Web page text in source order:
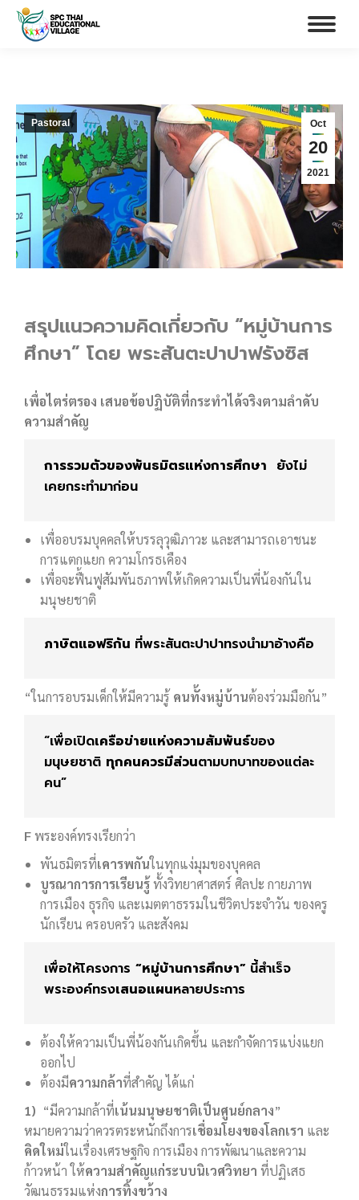
Oct
20
2021
Pastoral
สรุปแนวความคิดเกี่ยวกับ “หมู่บ้านการ
ศึกษา” โดย พระสันตะปาปาฟรังซิส
เพื่อไตร่ตรอง เสนอข้อปฏิบัติที่กระทำได้จริงตามลำดับ
ความสำคัญ
การรวมตัวของพันธมิตรแห่งการศึกษา ยังไม่
เคยกระทำมาก่อน
เพื่ออบรมบุคคลให้บรรลุวุฒิภาวะ และสามารถเอาชนะ
การแตกแยก ความโกรธเคือง
เพื่อจะฟื้นฟูสัมพันธภาพให้เกิดความเป็นพี่น้องกันใน
มนุษยชาติ
ภาษิตแอฟริกัน ที่พระสันตะปาปาทรงนำมาอ้างคือ
“ในการอบรมเด็กให้มีความรู้ คนทั้งหมู่บ้านต้องร่วมมือกัน”
“เพื่อเปิดเครือข่ายแห่งความสัมพันธ์ของ
มนุษยชาติ ทุกคนควรมีส่วนตามบทบาทของแต่ละ
คน”
Fพระองค์ทรงเรียกว่า
พันธมิตรที่เคารพกันในทุกแง่มุมของบุคคล
บูรณาการการเรียนรู้ทั้งวิทยาศาสตร์ ศิลปะ กายภาพ
การเมือง ธุรกิจ และเมตตาธรรมในชีวิตประจำวัน ของครู
นักเรียน ครอบครัว และสังคม
เพื่อให้โครงการ “หมู่บ้านการศึกษา” นี้สำเร็จ
พระองค์ทรงเสนอแผนหลายประการ
ต้องให้ความเป็นพี่น้องกันเกิดขึ้น และกำจัดการแบ่งแยก
ออกไป
ต้องมีความกล้าที่สำคัญ ได้แก่
1) “มีความกล้าที่เน้นมนุษยชาติเป็นศูนย์กลาง”
หมายความว่าควรตระหนักถึงการเชื่อมโยงของโลกเรา และ
คิดใหม่ในเรื่องเศรษฐกิจ การเมือง การพัฒนาและความ
ก้าวหน้า ให้ความสำคัญแก่ระบบนิเวศวิทยา ที่ปฏิเสธ
วัฒนธรรมแห่งการทิ้งขว้าง